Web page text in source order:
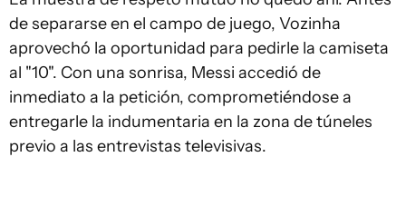
de separarse en el campo de juego, Vozinha
aprovechó la oportunidad para pedirle la camiseta
al "10". Con una sonrisa, Messi accedió de
inmediato a la petición, comprometiéndose a
entregarle la indumentaria en la zona de túneles
previo a las entrevistas televisivas.